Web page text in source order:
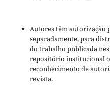
Autores têm autorização
separadamente, para
do trabalho publicada
repositório institucional
reconhecimento de
revista.